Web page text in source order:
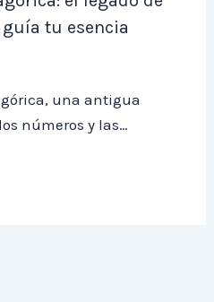
tu esencia
una antigua
números y las…